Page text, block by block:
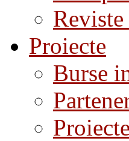
Proiecte
Burse
Proiecte